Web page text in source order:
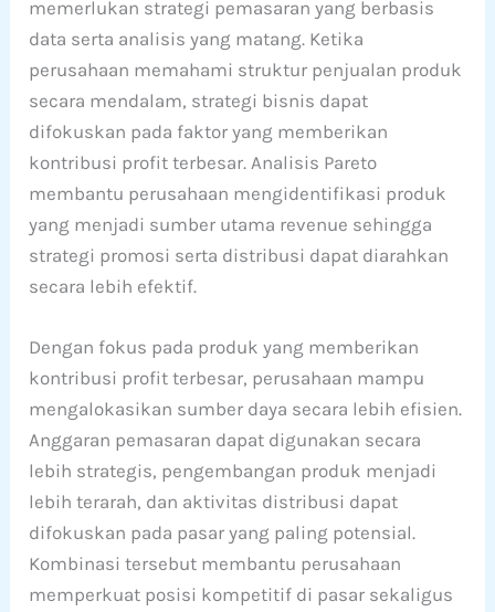
memerlukan strategi pemasaran yang berbasis
data serta analisis yang matang. Ketika
perusahaan memahami struktur penjualan produk
secara mendalam, strategi bisnis dapat
difokuskan pada faktor yang memberikan
kontribusi profit terbesar. Analisis Pareto
membantu perusahaan mengidentifikasi produk
yang menjadi sumber utama revenue sehingga
strategi promosi serta distribusi dapat diarahkan
secara lebih efektif.
Dengan fokus pada produk yang memberikan
kontribusi profit terbesar, perusahaan mampu
mengalokasikan sumber daya secara lebih efisien.
Anggaran pemasaran dapat digunakan secara
lebih strategis, pengembangan produk menjadi
lebih terarah, dan aktivitas distribusi dapat
difokuskan pada pasar yang paling potensial.
Kombinasi tersebut membantu perusahaan
memperkuat posisi kompetitif di pasar sekaligus